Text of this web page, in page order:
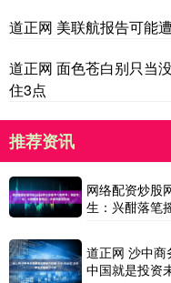
道正网 美联航报告可能
道正网 面色苍白别只当
住3点
推荐资讯
网络配资炒股
生：兴酣落笔
道正网 沙中商
中国就是投资